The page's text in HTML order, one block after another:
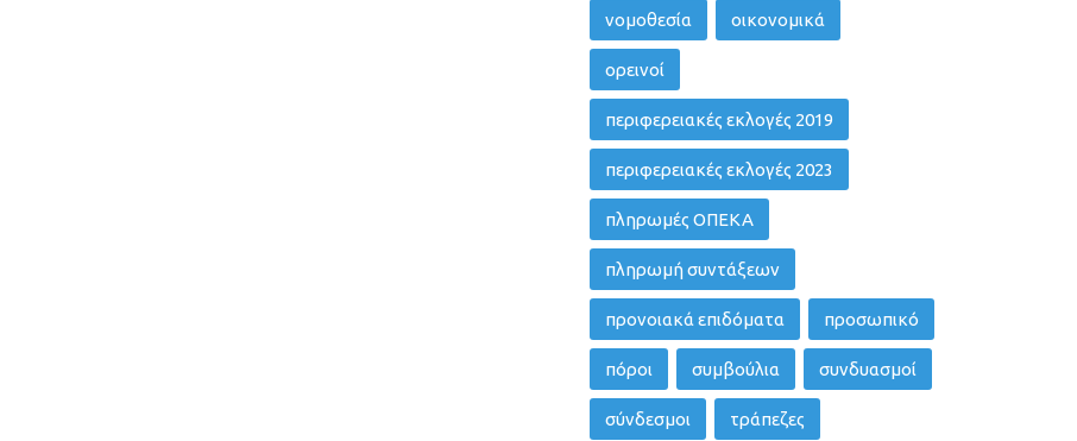
νομοθεσία οικονομικά
ορεινοί
περιφερειακές εκλογές 2019
περιφερειακές εκλογές 2023
πληρωμές ΟΠΕΚΑ
πληρωμή συντάξεων
προνοιακά επιδόματα προσωπικό
πόροι συμβούλια συνδυασμοί
σύνδεσμοι τράπεζες